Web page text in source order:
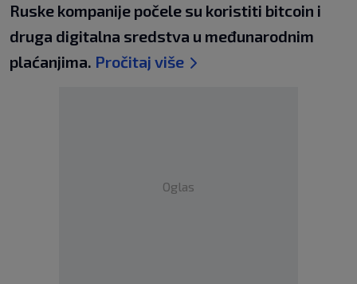
Ruske kompanije počele su koristiti bitcoin i
druga digitalna sredstva u međunarodnim
plaćanjima. Pročitaj više
Oglas